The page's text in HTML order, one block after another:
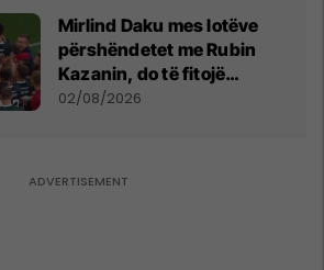
Mirlind Daku mes lotëve
përshëndetet me Rubin
Kazanin, do të fitojë
miliona te Spartak Moska
02/08/2026